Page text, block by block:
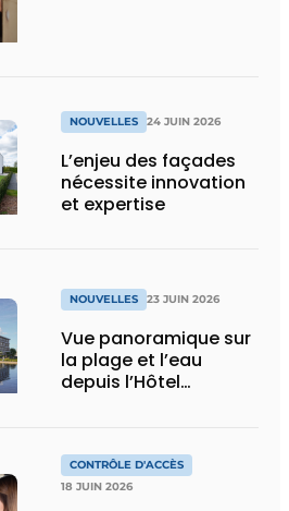
NOUVELLES 24 JUIN 2026
L’enjeu des façades
nécessite innovation
et expertise
NOUVELLES 23 JUIN 2026
Vue panoramique sur
la plage et l’eau
depuis l’Hôtel
CONTRÔLE D'ACCÈS
18 JUIN 2026